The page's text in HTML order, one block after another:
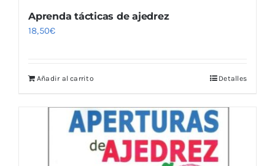
Aprenda tácticas de ajedrez
18,50€
Añadir al carrito Detalles